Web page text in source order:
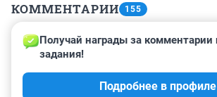
КОММЕНТАРИИ 155
Гость
20 февраля 2021, 19:59
Хотя, к слову, коллега годится в
начальнику департамента... Спасибо,
Получай награды за комментарии
задания!
Подробнее в профиле